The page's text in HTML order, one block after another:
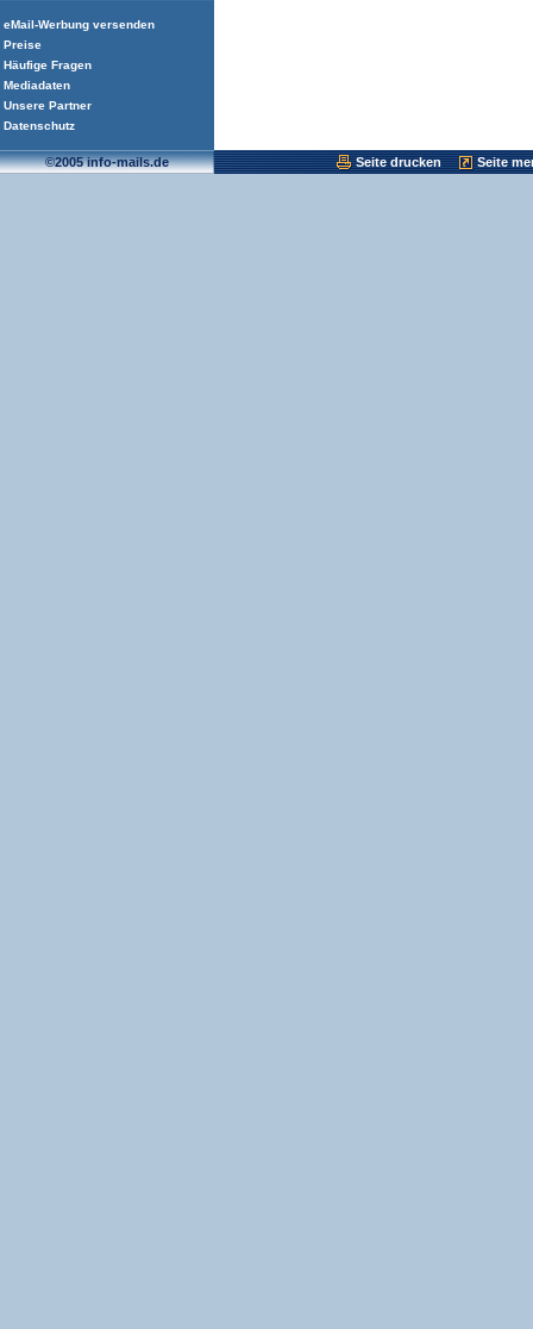
eMail-Werbung versenden
Preise
Häufige Fragen
Mediadaten
Unsere Partner
Datenschutz
©2005 info-mails.de Seite drucken Seite